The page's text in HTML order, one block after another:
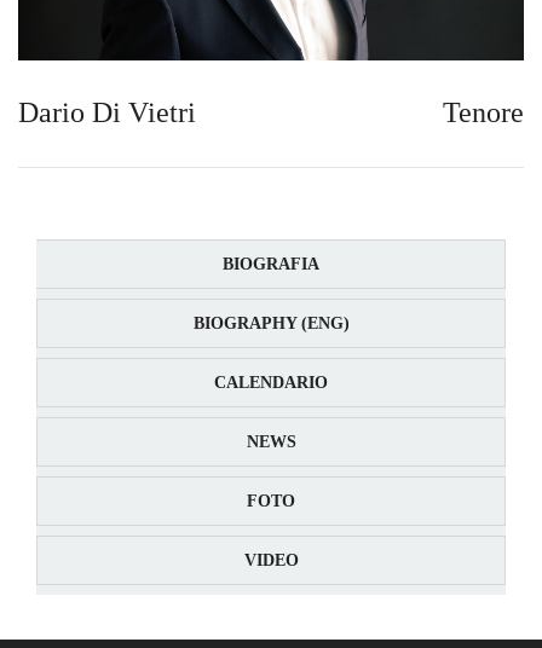
Dario Di Vietri Tenore
BIOGRAFIA
BIOGRAPHY (ENG)
CALENDARIO
NEWS
FOTO
VIDEO